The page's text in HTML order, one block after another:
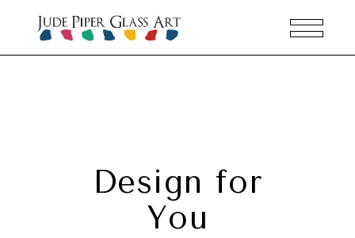
Design for
You